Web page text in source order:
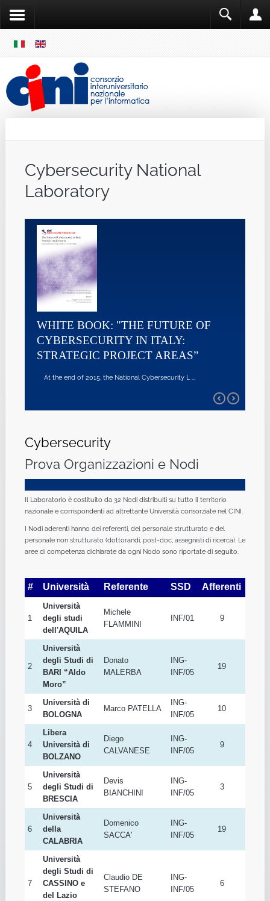
MENU
Cybersecurity National
Laboratory
WHITE BOOK: "THE FUTURE OF
CYBERSECURITY IN ITALY:
STRATEGIC PROJECT AREAS”
At the end of 2015, the National Cybersecurity L ...
Cybersecurity
Prova Organizzazioni e Nodi
Il Laboratorio è costituito da 32 Nodi distribuiti su tutto il territorio
nazionale e corrispondenti ad altrettante Università consorziate nel CINI.
I Nodi aderenti hanno dei referenti, del personale strutturato e del
personale non strutturato (dottorandi, post-doc, assegnisti di ricerca). Le
aree di competenza dichiarate da ogni Nodo sono riportate di seguito.
# Università Referente SSD Afferenti
1
Università
degli studi
dell'AQUILA
Michele
FLAMMINI
INF/01 9
2
Università
degli Studi di
BARI “Aldo
Moro”
Donato
MALERBA
ING-
INF/05
19
3
Università di
BOLOGNA
Marco PATELLA
ING-
INF/05
10
4
Libera
Università di
BOLZANO
Diego
CALVANESE
ING-
INF/05
9
5
Università
degli Studi di
BRESCIA
Devis
BIANCHINI
ING-
INF/05
3
6
Università
della
CALABRIA
Domenico
SACCA'
ING-
INF/05
19
7
Università
degli Studi di
CASSINO e
del Lazio
Claudio DE
STEFANO
ING-
INF/05
6